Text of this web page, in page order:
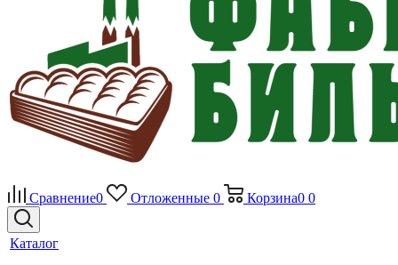
Сравнение0 Отложенные 0 Корзина0 0
Каталог